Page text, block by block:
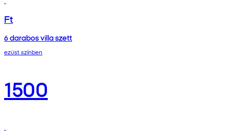
Ft
6 darabos villa szett
ezüst színben
1500